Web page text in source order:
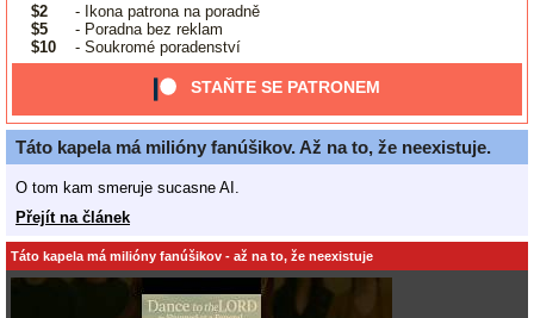
$2
- Ikona patrona na poradně
$5
- Poradna bez reklam
$10
- Soukromé poradenství
STAŇTE SE PATRONEM
Táto kapela má milióny fanúšikov. Až na to, že neexistuje.
O tom kam smeruje sucasne AI.
Přejít na článek
Táto kapela má milióny fanúšikov - až na to, že neexistuje